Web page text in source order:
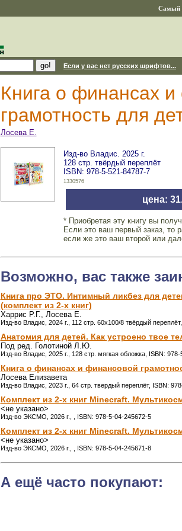
Самый
Если у вас нет русских шрифтов...
Книга о финансах
грамотность для
Лосева Е.
Изд-во Владис. 2025 г.
128 стр. твёрдый переплёт
ISBN: 978-5-521-84787-7
1330576
цена:
* Приобретая эту книгу вы
Если это ваш первый заказ, то
если же это ваш второй или
Возможно, вас также
Книга про ЭТО. Интимный ликбез для
(комплект из 2-х книг)
Харрис Р.Г., Лосева Е.
Изд-во Владис, 2024 г., 112 стр. 60х100/8 твёрдый
Анатомия для детей. Как устроено твое
Под ред. Голотиной Л.Ю.
Изд-во Владис, 2025 г., 128 стр. мягкая обложка, ISBN:
Книга о финансах и финансовой
Лосева Елизавета
Изд-во Владис, 2023 г., 64 стр. твердый переплёт, ISBN:
Комплект из 2-х книг Minecraft.
<не указано>
Изд-во ЭКСМО, 2026 г., , ISBN: 978-5-04-245672-5
Комплект из 2-х книг Minecraft.
<не указано>
Изд-во ЭКСМО, 2026 г., , ISBN: 978-5-04-245671-8
А ещё часто покупают: